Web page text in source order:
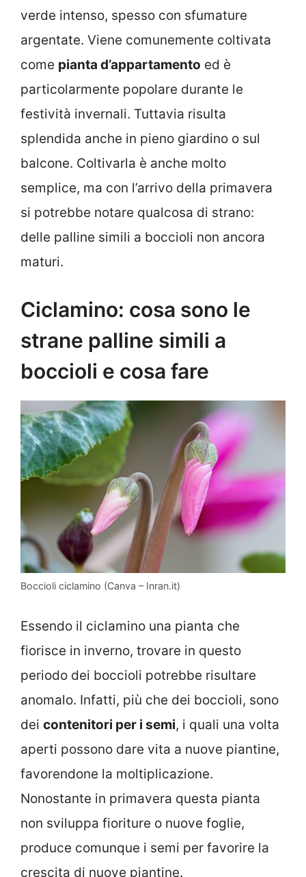
verde intenso, spesso con sfumature
argentate. Viene comunemente coltivata
come pianta d’appartamento ed è
particolarmente popolare durante le
festività invernali. Tuttavia risulta
splendida anche in pieno giardino o sul
balcone. Coltivarla è anche molto
semplice, ma con l’arrivo della primavera
si potrebbe notare qualcosa di strano:
delle palline simili a boccioli non ancora
maturi.
Ciclamino: cosa sono le
strane palline simili a
boccioli e cosa fare
Boccioli ciclamino (Canva – Inran.it)
Essendo il ciclamino una pianta che
fiorisce in inverno, trovare in questo
periodo dei boccioli potrebbe risultare
anomalo. Infatti, più che dei boccioli, sono
dei contenitori per i semi, i quali una volta
aperti possono dare vita a nuove piantine,
favorendone la moltiplicazione.
Nonostante in primavera questa pianta
non sviluppa fioriture o nuove foglie,
produce comunque i semi per favorire la
crescita di nuove piantine.